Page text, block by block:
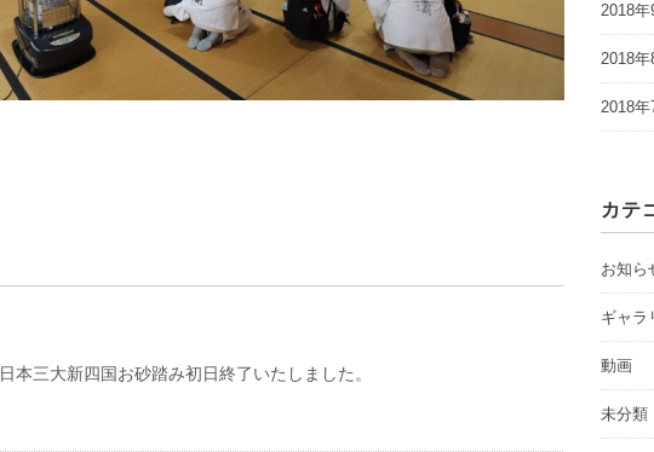
日本三大新四国お砂踏み初日終了いたしました。
2018年
2018年
2018年
カテ
お知ら
ギャラ
動画
未分類